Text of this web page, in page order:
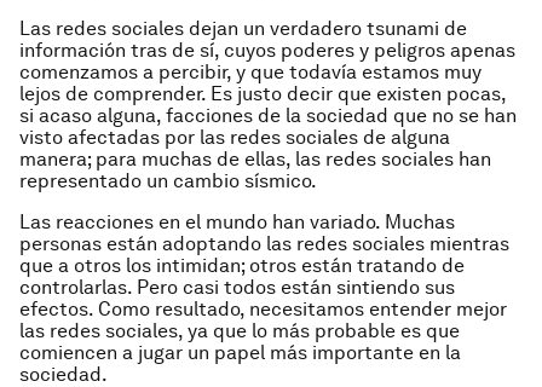
Las redes sociales dejan un verdadero tsunami de
información tras de sí, cuyos poderes y peligros apenas
comenzamos a percibir, y que todavía estamos muy
lejos de comprender. Es justo decir que existen pocas,
si acaso alguna, facciones de la sociedad que no se han
visto afectadas por las redes sociales de alguna
manera; para muchas de ellas, las redes sociales han
representado un cambio sísmico.
Las reacciones en el mundo han variado. Muchas
personas están adoptando las redes sociales mientras
que a otros los intimidan; otros están tratando de
controlarlas. Pero casi todos están sintiendo sus
efectos. Como resultado, necesitamos entender mejor
las redes sociales, ya que lo más probable es que
comiencen a jugar un papel más importante en la
sociedad.